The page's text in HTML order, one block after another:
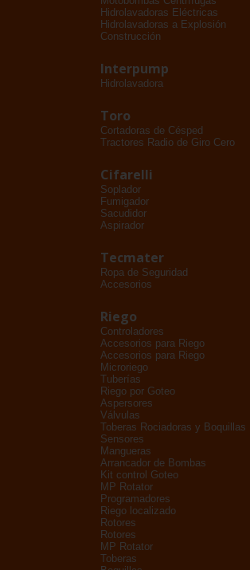
Hidrolavadoras Eléctricas
Hidrolavadoras a Explosión
Construcción
Interpump
Hidrolavadora
Toro
Cortadoras de Césped
Tractores Radio de Giro Cero
Cifarelli
Soplador
Fumigador
Sacudidor
Aspirador
Tecmater
Ropa de Seguridad
Accesorios
Riego
Controladores
Accesorios para Riego
Accesorios para Riego
Microriego
Tuberías
Riego por Goteo
Aspersores
Válvulas
Toberas Rociadoras y Boquillas
Sensores
Mangueras
Arrancador de Bombas
Kit control Goteo
MP Rotator
Programadores
Riego localizado
Rotores
Rotores
MP Rotator
Toberas